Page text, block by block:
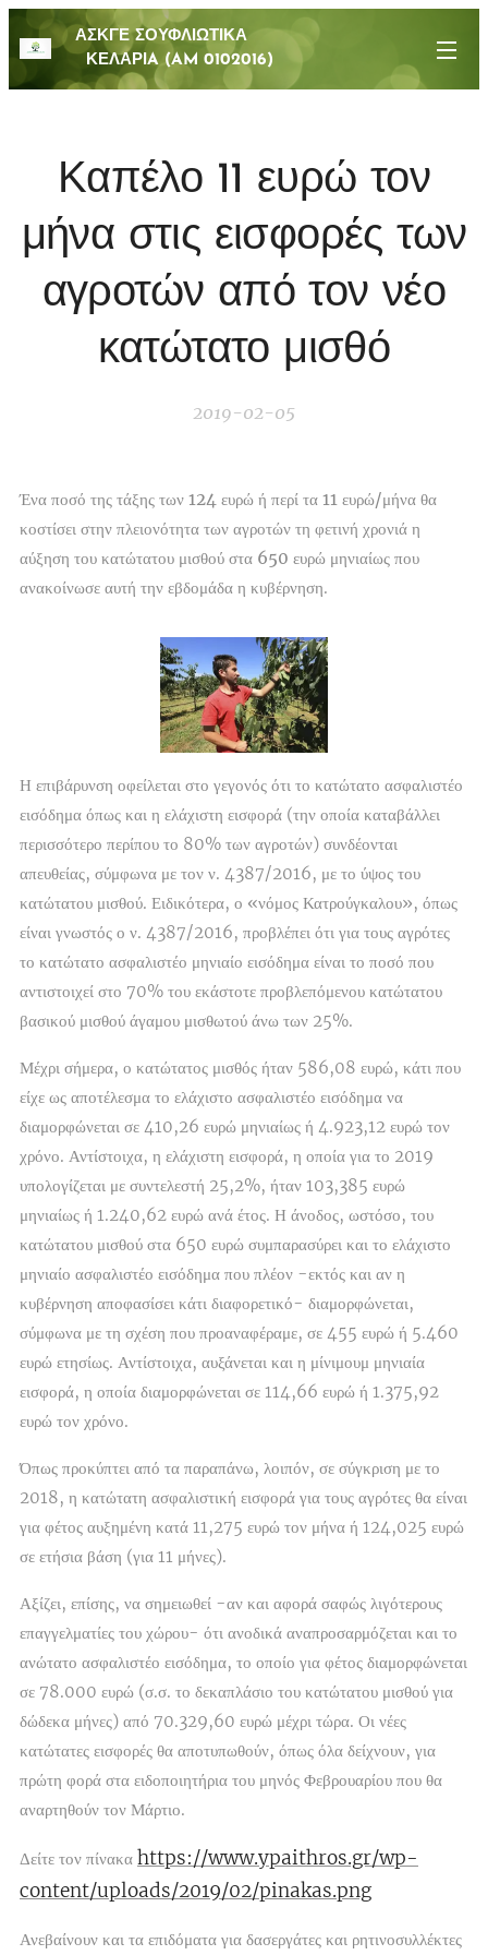
ΑΣΚΓΕ ΣΟΥΦΛΙΩΤΙΚΑ
ΚΕΛΑΡΙA (AM 0102016)
Καπέλο 11 ευρώ τον
μήνα στις εισφορές των
αγροτών από τον νέο
κατώτατο μισθό
2019-02-05
Ένα ποσό της τάξης των 124 ευρώ ή περί τα 11 ευρώ/μήνα θα
κοστίσει στην πλειονότητα των αγροτών τη φετινή χρονιά η
αύξηση του κατώτατου μισθού στα 650 ευρώ μηνιαίως που
ανακοίνωσε αυτή την εβδομάδα η κυβέρνηση.
Η επιβάρυνση οφείλεται στο γεγονός ότι το κατώτατο ασφαλιστέο
εισόδημα όπως και η ελάχιστη εισφορά (την οποία καταβάλλει
περισσότερο περίπου το 80% των αγροτών) συνδέονται
απευθείας, σύμφωνα με τον ν. 4387/2016, με το ύψος του
κατώτατου μισθού. Ειδικότερα, ο «νόμος Κατρούγκαλου», όπως
είναι γνωστός ο ν. 4387/2016, προβλέπει ότι για τους αγρότες
το κατώτατο ασφαλιστέο μηνιαίο εισόδημα είναι το ποσό που
αντιστοιχεί στο 70% του εκάστοτε προβλεπόμενου κατώτατου
βασικού μισθού άγαμου μισθωτού άνω των 25%.
Μέχρι σήμερα, ο κατώτατος μισθός ήταν 586,08 ευρώ, κάτι που
είχε ως αποτέλεσμα το ελάχιστο ασφαλιστέο εισόδημα να
διαμορφώνεται σε 410,26 ευρώ μηνιαίως ή 4.923,12 ευρώ τον
χρόνο. Αντίστοιχα, η ελάχιστη εισφορά, η οποία για το 2019
υπολογίζεται με συντελεστή 25,2%, ήταν 103,385 ευρώ
μηνιαίως ή 1.240,62 ευρώ ανά έτος. Η άνοδος, ωστόσο, του
κατώτατου μισθού στα 650 ευρώ συμπαρασύρει και το ελάχιστο
μηνιαίο ασφαλιστέο εισόδημα που πλέον -εκτός και αν η
κυβέρνηση αποφασίσει κάτι διαφορετικό- διαμορφώνεται,
σύμφωνα με τη σχέση που προαναφέραμε, σε 455 ευρώ ή 5.460
ευρώ ετησίως. Αντίστοιχα, αυξάνεται και η μίνιμουμ μηνιαία
εισφορά, η οποία διαμορφώνεται σε 114,66 ευρώ ή 1.375,92
ευρώ τον χρόνο.
Όπως προκύπτει από τα παραπάνω, λοιπόν, σε σύγκριση με το
2018, η κατώτατη ασφαλιστική εισφορά για τους αγρότες θα είναι
για φέτος αυξημένη κατά 11,275 ευρώ τον μήνα ή 124,025 ευρώ
σε ετήσια βάση (για 11 μήνες).
Αξίζει, επίσης, να σημειωθεί -αν και αφορά σαφώς λιγότερους
επαγγελματίες του χώρου- ότι ανοδικά αναπροσαρμόζεται και το
ανώτατο ασφαλιστέο εισόδημα, το οποίο για φέτος διαμορφώνεται
σε 78.000 ευρώ (σ.σ. το δεκαπλάσιο του κατώτατου μισθού για
δώδεκα μήνες) από 70.329,60 ευρώ μέχρι τώρα. Οι νέες
κατώτατες εισφορές θα αποτυπωθούν, όπως όλα δείχνουν, για
πρώτη φορά στα ειδοποιητήρια του μηνός Φεβρουαρίου που θα
αναρτηθούν τον Μάρτιο.
Δείτε τον πίνακα https://www.ypaithros.gr/wp-
content/uploads/2019/02/pinakas.png
Ανεβαίνουν και τα επιδόματα για δασεργάτες και ρητινοσυλλέκτες